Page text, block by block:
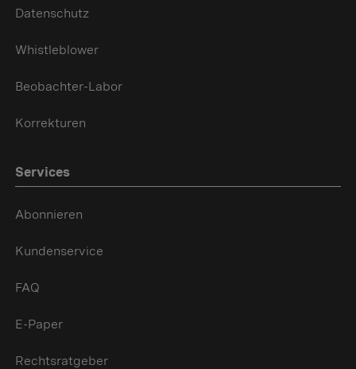
Datenschutz
Whistleblower
Beobachter-Labor
Korrekturen
Services
Abonnieren
Kundenservice
FAQ
E-Paper
Rechtsratgeber